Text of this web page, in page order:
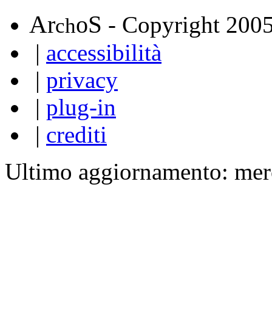
ArchoS - Copyright
| accessibilità
| privacy
| plug-in
| crediti
Ultimo aggiornamento: